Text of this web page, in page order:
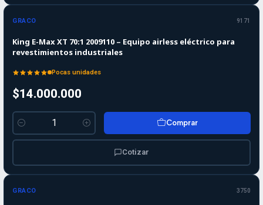
GRACO 9171
King E-Max XT 70:1 2009110 – Equipo airless eléctrico para
revestimientos industriales
Pocas unidades
$14.000.000
Cantidad
Comprar
Cotizar
GRACO 3750